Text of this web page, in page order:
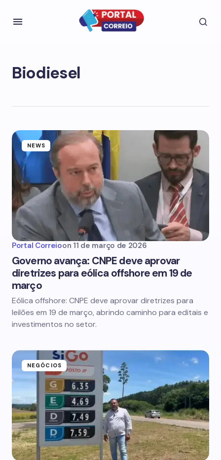
Biodiesel
NEWS
Portal Correioon 11 de março de 2026
Governo avança: CNPE deve aprovar
diretrizes para eólica offshore em 19 de
março
Eólica offshore: CNPE deve aprovar diretrizes para
leilões em 19 de março, abrindo caminho para editais e
investimentos no setor.
NEGÓCIOS